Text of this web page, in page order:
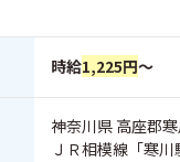
時給1,225円～
神奈川県 高座郡
ＪＲ相模線「寒